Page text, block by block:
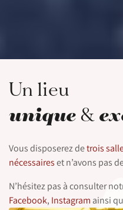
Un lieu
unique&
Vous disposerez detrois
nécessaireset n’avons pas
N’hésitez pas à consulter
Facebook, Instagram ainsi